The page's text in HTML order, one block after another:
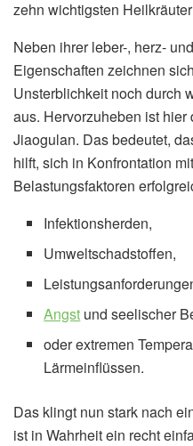
zehn wichtigsten
Neben ihrer leber-, herz-
Eigenschaften zeichnen
Unsterblichkeit noch durch
aus. Hervorzuheben ist
Jiaogulan. Das bedeutet,
hilft, sich in Konfrontation
Belastungsfaktoren
Infektionsherden,
Umweltschadstoffen,
Angst und seelischer
oder extremen
Lärmeinflüssen.
Das klingt nun stark nach
ist in Wahrheit ein recht